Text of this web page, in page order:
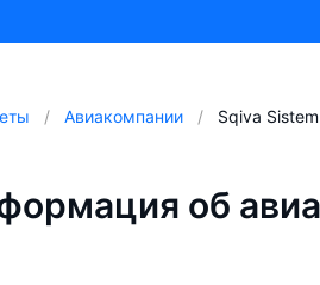
Авиакомпании Sqiva Sistem
об